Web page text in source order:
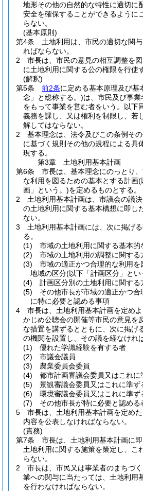
地形その他の自然的な特性に適切に
安全を確保することができるように
らない。
(基本原則)
第4条
土地利用は、市民の適切な関
ればならない。
2
市長は、市民の意見の相互調整を
に土地利用に関する公の権限を行使
(解釈)
第5条
前2条に定める基本原理及び基
念」と総称する。)は、市民及び事業
をもって事業を営む者をいう。以下
義務を課し、又は権利を制限し、若
解してはならない。
2
基本理念は、法令及びこの条例そ
に基づく規則その他の規程による具
現する。
第3章
土地利用基本計画
第6条
市長は、基本理念にのっとり
な利用を図るための基本とする計画(
画」という。)を定めるものとする。
2
土地利用基本計画は、市議会の議
の土地利用に関する基本構想に即し
ない。
3
土地利用基本計画には、次に掲げ
る。
(1)
市域の土地利用に関する基本的
(2)
市域の土地利用の調整に関する
(3)
市域の適正かつ合理的な利用
地域の区分(以下「計画区分」とい
(4)
計画区分別の土地利用に関する
(5)
その他市長が市域の適正かつ
に特に必要と認める事項
4
市長は、土地利用基本計画を定め
かじめ公聴会の開催等市民の意見を
な措置を講ずるとともに、次に掲げ
の機関を設置し、その議を経なけれ
(1)
優れた学識経験を有する者
(2)
市議会議員
(3)
農業委員会委員
(4)
都市計画審議会委員又はこれ
(5)
景観審議会委員又はこれに準ず
(6)
環境審議会委員又はこれに準ず
(7)
その他市長が特に必要と認める
5
市長は、土地利用基本計画を定め
内容を公表しなければならない。
(責務)
第7条
市長は、土地利用基本計画に
土地利用に関する施策を策定し、こ
らない。
2
市長は、市民又は事業者のまちづ
業への関与に当たっては、土地利用
を行わなければならない。